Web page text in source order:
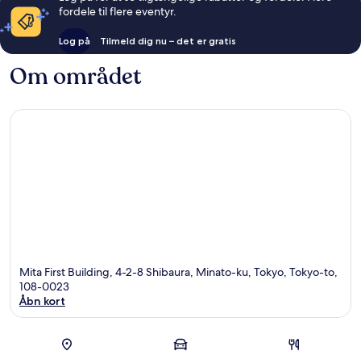
fordele til flere eventyr.
Log på Tilmeld dig nu – det er gratis
Om området
Mita First Building, 4-2-8 Shibaura, Minato-ku, Tokyo, Tokyo-to,
108-0023
Åbn kort